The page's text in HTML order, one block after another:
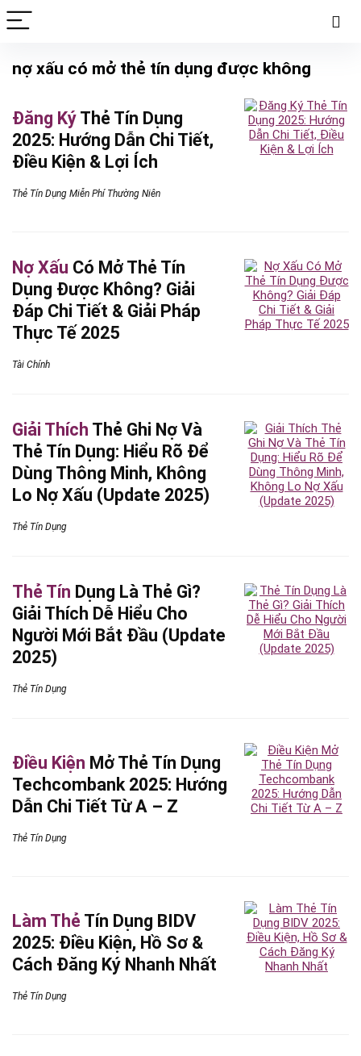
nợ xấu có mở thẻ tín dụng được không
Đăng Ký Thẻ Tín Dụng
2025: Hướng Dẫn Chi Tiết,
Điều Kiện & Lợi Ích
Thẻ Tín Dụng Miễn Phí Thường Niên
Nợ Xấu Có Mở Thẻ Tín
Dụng Được Không? Giải
Đáp Chi Tiết & Giải Pháp
Thực Tế 2025
Tài Chính
Giải Thích Thẻ Ghi Nợ Và
Thẻ Tín Dụng: Hiểu Rõ Để
Dùng Thông Minh, Không
Lo Nợ Xấu (Update 2025)
Thẻ Tín Dụng
Thẻ Tín Dụng Là Thẻ Gì?
Giải Thích Dễ Hiểu Cho
Người Mới Bắt Đầu (Update
2025)
Thẻ Tín Dụng
Điều Kiện Mở Thẻ Tín Dụng
Techcombank 2025: Hướng
Dẫn Chi Tiết Từ A – Z
Thẻ Tín Dụng
Làm Thẻ Tín Dụng BIDV
2025: Điều Kiện, Hồ Sơ &
Cách Đăng Ký Nhanh Nhất
Thẻ Tín Dụng